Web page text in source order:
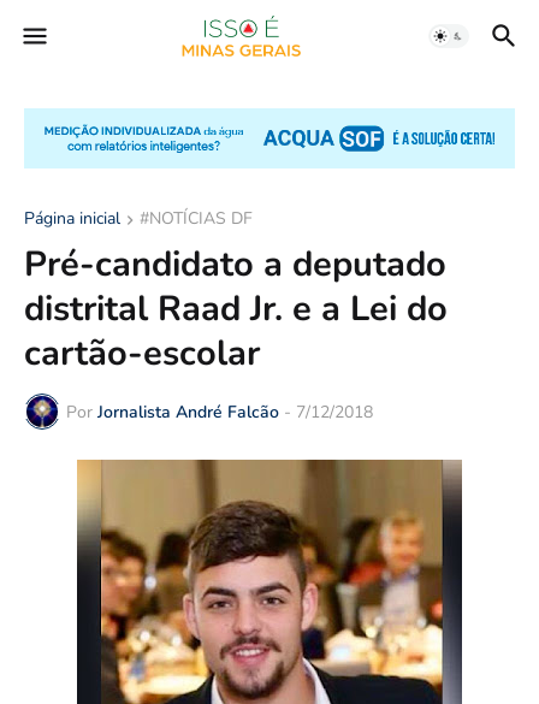
Página inicial #NOTÍCIAS DF
Pré-candidato a deputado
distrital Raad Jr. e a Lei do
cartão-escolar
Por Jornalista André Falcão - 7/12/2018